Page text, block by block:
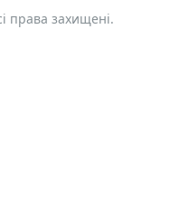
права захищені.